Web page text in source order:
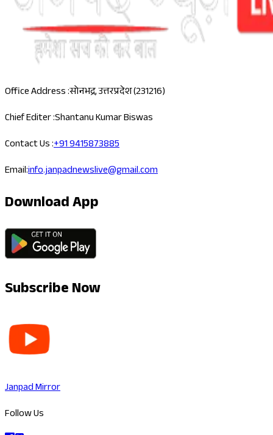
Office Address :सोनभद्र, उत्तरप्रदेश (231216)
Chief Editer :Shantanu Kumar Biswas
Contact Us :+91 9415873885
Email:info.janpadnewslive@gmail.com
Download App
Subscribe Now
Janpad Mirror
Follow Us